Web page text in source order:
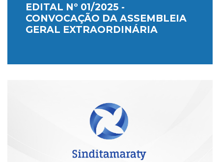
EDITAL Nº 01/2025 -
CONVOCAÇÃO DA ASSEMBLEIA
GERAL EXTRAORDINÁRIA